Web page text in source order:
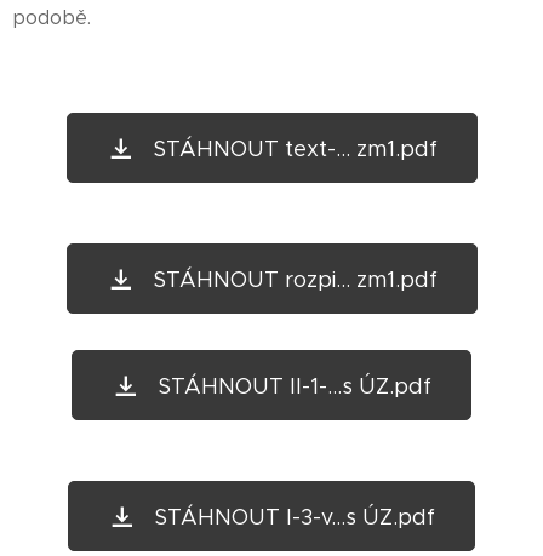
podobě.
STÁHNOUT text-... zm1.pdf
STÁHNOUT rozpi... zm1.pdf
STÁHNOUT II-1-...s ÚZ.pdf
STÁHNOUT I-3-v...s ÚZ.pdf